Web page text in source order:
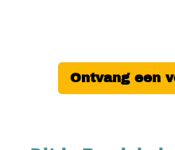
Ontvang een